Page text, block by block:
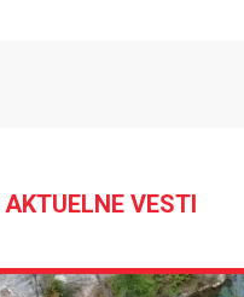
VESTI